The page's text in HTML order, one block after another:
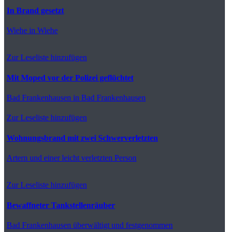
In Brand gesetzt
Wiehe in Wiehe
Zur Leseliste hinzufügen
Mit Moped vor der Polizei geflüchtet
Bad Frankenhausen in Bad Frankenhausen
Zur Leseliste hinzufügen
Wohnungsbrand mit zwei Schwerverletzten
Artern und einer leicht verletzten Person
Zur Leseliste hinzufügen
Bewaffneter Tankstellenräuber
Bad Frankenhausen überwältigt und festgenommen